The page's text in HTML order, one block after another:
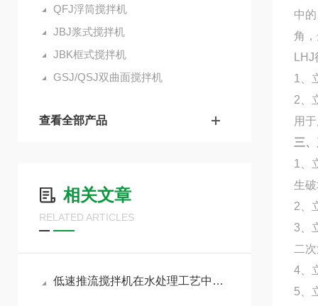
QFJ浮筒搅拌机
JBJ浆式搅拌机
JBK框式搅拌机
GSJ/QSJ双曲面搅拌机
查看全部产品
相关文章
RELATED ARTICLES
低速推流搅拌机在水处理工艺中的应用与运行优势
中
角
1、
2、
用
三
1、
生
2、
3、
二
4、
5、